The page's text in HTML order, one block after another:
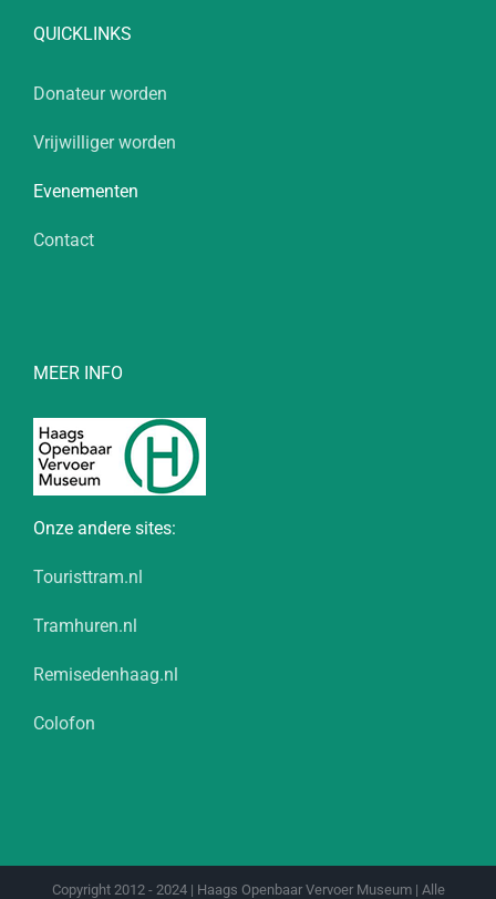
QUICKLINKS
Donateur worden
Vrijwilliger worden
Evenementen
Contact
MEER INFO
Onze andere sites:
Touristtram.nl
Tramhuren.nl
Remisedenhaag.nl
Colofon
Copyright 2012 - 2024 | Haags Openbaar Vervoer Museum | Alle